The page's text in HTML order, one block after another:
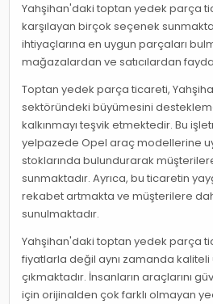
Yahşihan'daki toptan yedek parça
karşılayan birçok seçenek
ihtiyaçlarına en uygun parçaları
mağazalardan ve satıcılardan
Toptan yedek parça ticareti,
sektöründeki büyümesini
kalkınmayı teşvik etmektedir. Bu
yelpazede Opel araç modellerine
stoklarında bulundurarak
sunmaktadır. Ayrıca, bu ticaretin
rekabet artmakta ve müşterilere
sunulmaktadır.
Yahşihan'daki toptan yedek parça
fiyatlarla değil aynı zamanda
çıkmaktadır. İnsanların araçlarını
için orijinalden çok farklı olmayan